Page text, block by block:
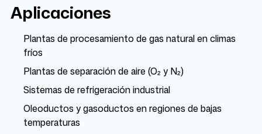
Aplicaciones
Plantas de procesamiento de gas natural en climas
fríos
Plantas de separación de aire (O₂ y N₂)
Sistemas de refrigeración industrial
Oleoductos y gasoductos en regiones de bajas
temperaturas